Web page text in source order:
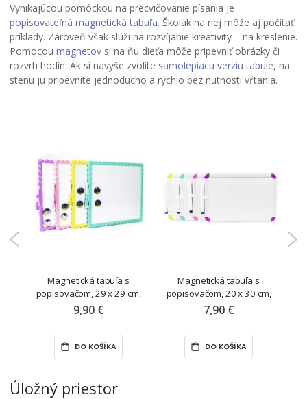
Vynikajúcou pomôckou na precvičovanie písania je
popisovateľná magnetická tabuľa. Školák na nej môže aj počítať
príklady. Zároveň však slúži na rozvíjanie kreativity – na kreslenie.
Pomocou magnetov si na ňu dieťa môže pripevniť obrázky či
rozvrh hodín. Ak si navyše zvolíte samolepiacu verziu tabule, na
stenu ju pripevníte jednoducho a rýchlo bez nutnosti vŕtania.
Magnetická tabuľa s
popisovačom, 29 x 29 cm,
mix farieb
9,90 €
DO KOŠÍKA
Magnetická tabuľa s
popisovačom, 20 x 30 cm,
mix farieb
7,90 €
DO KOŠÍKA
Úložný priestor